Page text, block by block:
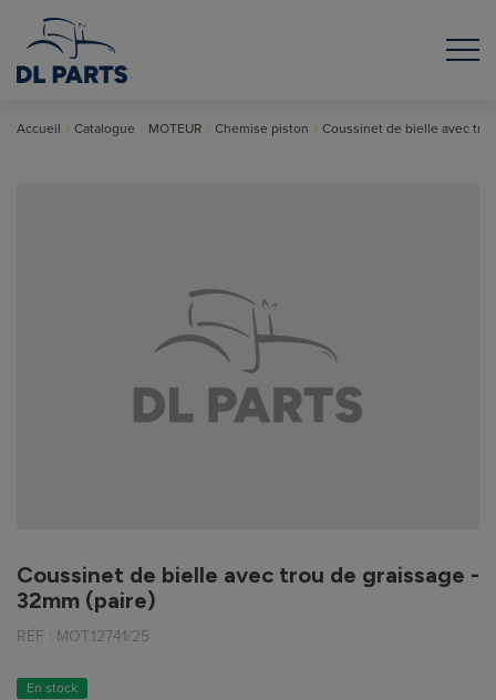
Accueil Catalogue MOTEUR Chemise piston Coussinet de bielle avec
Coussinet de bielle avec trou de graissage -
32mm (paire)
RÉF : MOT.12741/25
En stock